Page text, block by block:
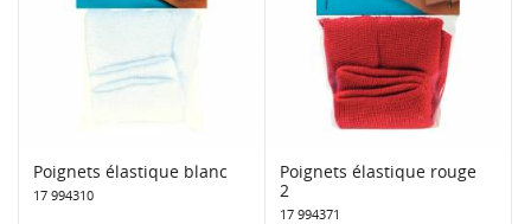
Poignets élastique blanc
17 994310
Poignets élastique rouge
2
17 994371